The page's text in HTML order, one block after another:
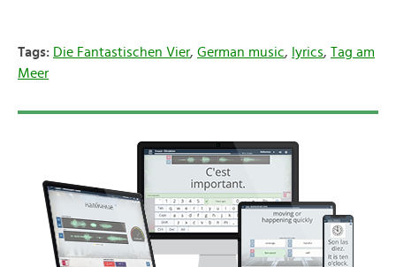
Tags: Die Fantastischen Vier, German music, lyrics, Tag am
Meer